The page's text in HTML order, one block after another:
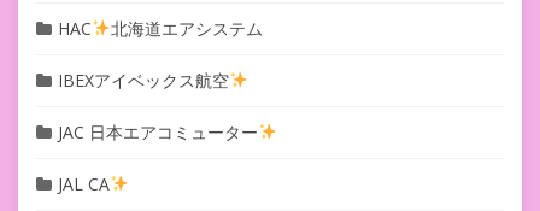
HAC 北海道エアシステム
IBEXアイベックス航空
JAC 日本エアコミューター
JAL CA